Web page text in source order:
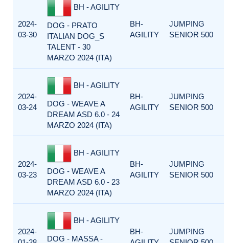
2024-
03-30
BH - AGILITY
DOG - PRATO
ITALIAN DOG_S
TALENT - 30
MARZO 2024 (ITA)
BH-
AGILITY
JUMPING
SENIOR 500
2024-
03-24
BH - AGILITY
DOG - WEAVE A
DREAM ASD 6.0 - 24
MARZO 2024 (ITA)
BH-
AGILITY
JUMPING
SENIOR 500
2024-
03-23
BH - AGILITY
DOG - WEAVE A
DREAM ASD 6.0 - 23
MARZO 2024 (ITA)
BH-
AGILITY
JUMPING
SENIOR 500
2024-
BH - AGILITY
DOG - MASSA -
BH-
JUMPING